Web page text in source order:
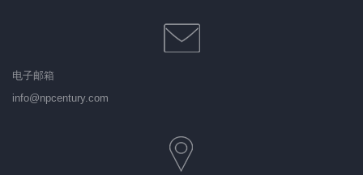
电子邮箱
info@npcentury.com